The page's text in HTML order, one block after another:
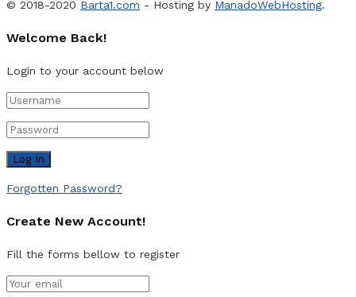
© 2018-2020 Barta1.com - Hosting by ManadoWebHosting.
Welcome Back!
Login to your account below
Forgotten Password?
Create New Account!
Fill the forms bellow to register